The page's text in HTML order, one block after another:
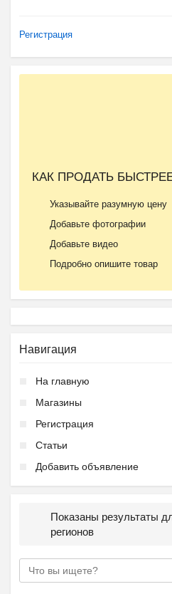
Регистрация
КАК ПРОДАТЬ
Указывайте разумную цену
Добавьте фотографии
Добавьте видео
Подробно опишите товар
Навигация
На главную
Магазины
Регистрация
Статьи
Добавить объявление
Показаны результаты
регионов